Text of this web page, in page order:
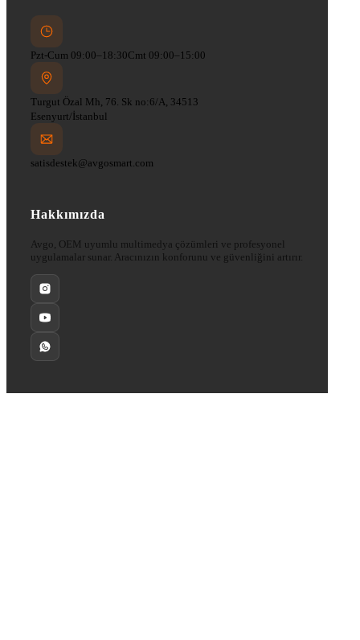
Pzt-Cum 09:00–18:30Cmt 09:00–15:00
Turgut Özal Mh, 76. Sk no:6/A, 34513
Esenyurt/İstanbul
satisdestek@avgosmart.com
Hakkımızda
Avgo, OEM uyumlu multimedya çözümleri ve profesyonel
uygulamalar sunar. Aracınızın konforunu ve güvenliğini artırır.